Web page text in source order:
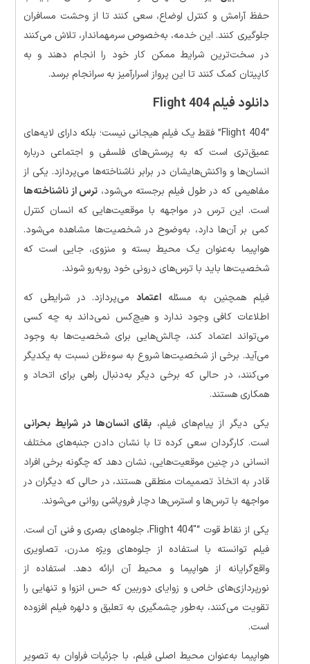
حفظ آرامش و کنترل اوضاع، سعی کنند تا از وحشت مسافران
جلوگیری کنند. این خدمه، به‌خصوص سرمهماندار، تلاش می‌کنند
در سخت‌ترین شرایط ممکن کار خود را انجام دهند و به
کاپیتان کمک کنند تا این پرواز اسرارآمیز به سرانجام برسد.
دانلود فیلم Flight 404
“Flight 404” فقط یک فیلم هیجانی نیست؛ بلکه دارای لایه‌های
عمیق‌تری است که به پرسش‌های فلسفی و اجتماعی درباره
انسان‌ها و واکنش‌هایشان در برابر ناشناخته‌ها می‌پردازد. یکی از
مفاهیمی که در طول فیلم برجسته می‌شود، ترس از ناشناخته‌ها
است. این ترس در مواجهه با موقعیت‌هایی که انسان کنترل
کمی بر آن‌ها دارد، به‌وضوح در شخصیت‌ها مشاهده می‌شود.
هواپیما به‌عنوان یک محیط بسته و منزوی، جایی است که
شخصیت‌ها باید با ترس‌های درونی خود روبه‌رو شوند.
فیلم همچنین به مسئله اعتمادمی‌پردازد. در شرایطی که
اطلاعات کافی وجود ندارد و هیچ‌کس نمی‌داند به چه کسی
می‌تواند اعتماد کند، چالش‌هایی برای شخصیت‌ها به وجود
می‌آید. برخی از شخصیت‌ها شروع به سوءظن نسبت به یکدیگر
می‌کنند، در حالی که برخی دیگر به‌دنبال راهی برای اتحاد و
همکاری هستند.
یکی دیگر از پیام‌های فیلم، بقای انسان‌ها در شرایط بحرانی
است. کارگردان سعی کرده تا با نشان دادن جنبه‌های مختلف
انسانی در چنین موقعیت‌هایی، نشان دهد که چگونه برخی افراد
قادر به اتخاذ تصمیمات منطقی هستند، در حالی که دیگران در
مواجهه با ترس‌ها و استرس‌ها دچار فروپاشی روانی می‌شوند.
یکی از نقاط قوت “Flight 404″، جلوه‌های بصری و فنی آن است.
فیلم توانسته با استفاده از جلوه‌های ویژه مدرن، تصاویری
واقع‌گرایانه از هواپیما و محیط آن ارائه دهد. استفاده از
نورپردازی‌های خاص و زوایای دوربین که حس انزوا و تنهایی را
تقویت می‌کنند، به‌طور چشمگیری به تعلیق و دلهره فیلم افزوده
است.
هواپیما به‌عنوان محیط اصلی فیلم، با جزئیات فراوان به تصویر